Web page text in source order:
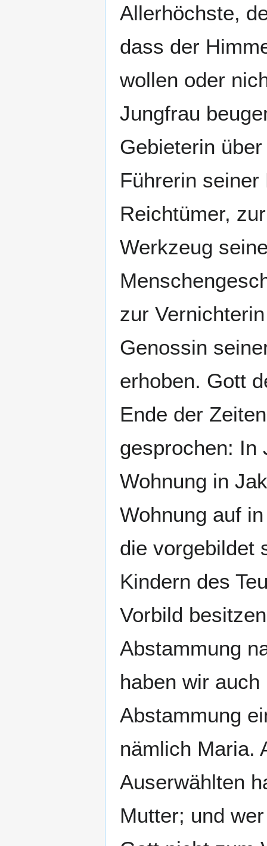
Allerhöchste,
dass der
wollen oder
Jungfrau
Gebieterin
Führerin
Reichtümer,
Werkzeug
zur
Genossin
erhoben. Gott
Ende der
gesprochen: In
Wohnung in
Wohnung auf
die vorgebildet
Kindern des
Vorbild
Abstammung
haben wir
Abstammung
nämlich Maria.
Auserwählten
Mutter; und